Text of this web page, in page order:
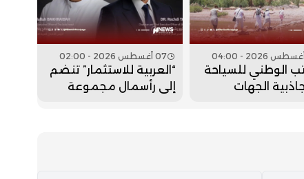
الوطني للسياحة
الجهات
07 أغسطس 2026 - 02:00
“العربية للاستثمار” تنضم
إلى رأسمال مجموعة